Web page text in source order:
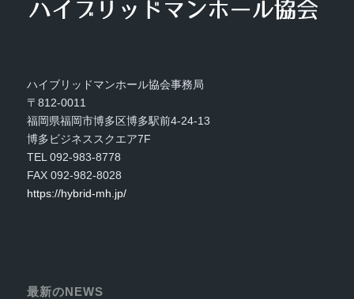
ハイブリッドマンホール協会事務局
〒812-0011
福岡県福岡市博多区博多駅前4-24-13
博多ビジネススクエア7F
TEL 092-983-8778
FAX 092-982-8028
https://hybrid-mh.jp/
最新のNEWS